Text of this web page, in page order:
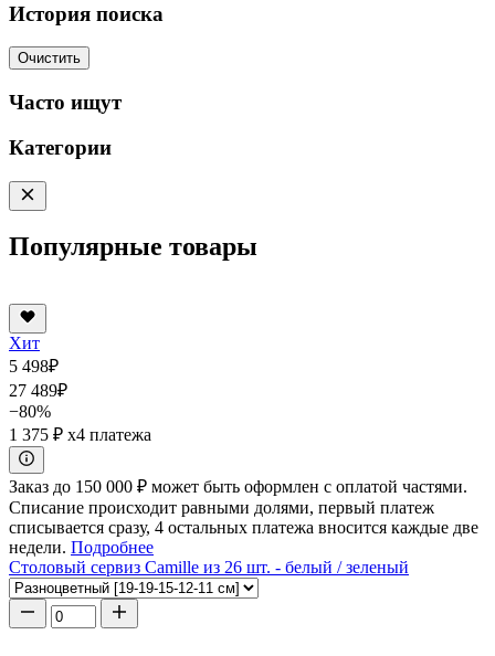
История поиска
Очистить
Часто ищут
Категории
Популярные товары
Хит
5 498₽
27 489₽
−80%
1 375 ₽ x4 платежа
Заказ до 150 000 ₽ может быть оформлен с оплатой частями.
Списание происходит равными долями, первый платеж
списывается сразу, 4 остальных платежа вносится каждые две
недели. Подробнее
Столовый сервиз Camille из 26 шт. - белый / зеленый